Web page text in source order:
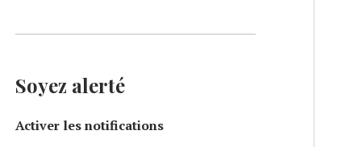
Soyez alerté
Activer les notifications